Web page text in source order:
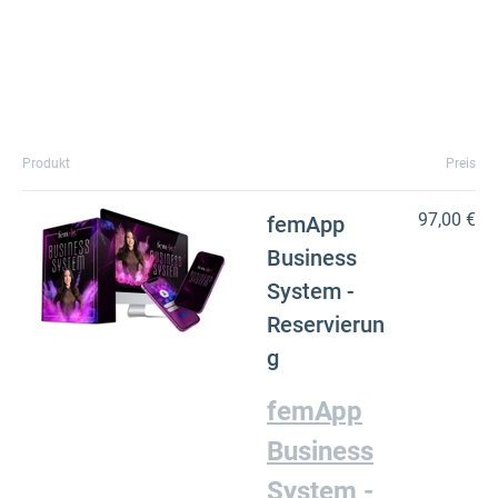
Produkt Preis
femApp
Business
System -
Reservierun
g
femApp
Business
System -
97,00 €